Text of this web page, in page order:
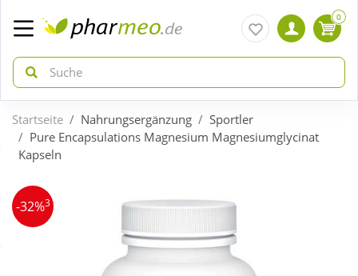
zurück
Aktuelle Coupons
zurück
Arzneimittel
0
Startseite Nahrungsergänzung
Sportler
Pure Encapsulations Magnesium Magnesiumglycinat
Kapseln
-32%3